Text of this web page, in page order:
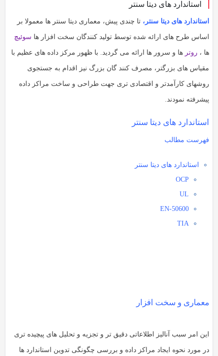
به
اشتراک
بگذارید.
کپی
لینک
با
دوستان
اشتراک
بگذارید.
کپی
استاندارد های دیتا سنتر
های دیتا سنتر،تا چندی پیش، معماری دیتا سنتر ها معمولا بر
طرح های ارائه شده توسط تولید کنندگان سخت افزار هاسوئیچ
روترها و سرور ها ارائه می گردید. با ظهور مرکز داده های عظیم با
های بزرگتر، مصرف کنند گان بزرگ نیز اقدام به جستجوی
کارآمدتر و اقتصادی تری جهت طراحی و ساخت مراکز داده
نمودند.
های دیتا سنتر
مطالب
استاندارد های دیتا سنتر
OCP
UL
EN-50600
TIA
و سخت افزار
امر سبب آنالیز اطلاعاتی دقیق تر و تجزیه و تحلیل های پیچیده تری
مورد نحوه ایجاد مراکز داده و بررسی چگونگی تدوین استاندارد ها